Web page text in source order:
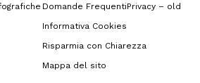
Domande FrequentiPrivacy – old
Informativa Cookies
Risparmia con Chiarezza
Mappa del sito